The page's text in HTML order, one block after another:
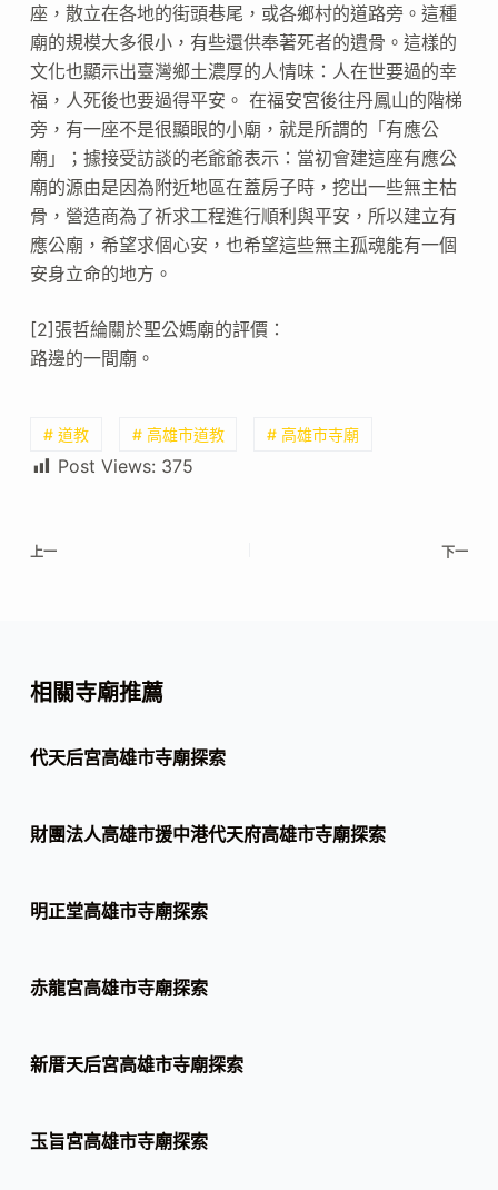
座，散立在各地的街頭巷尾，或各鄉村的道路旁。這種
廟的規模大多很小，有些還供奉著死者的遺骨。這樣的
文化也顯示出臺灣鄉土濃厚的人情味：人在世要過的幸
福，人死後也要過得平安。 在福安宮後往丹鳳山的階梯
旁，有一座不是很顯眼的小廟，就是所謂的「有應公
廟」；據接受訪談的老爺爺表示：當初會建這座有應公
廟的源由是因為附近地區在蓋房子時，挖出一些無主枯
骨，營造商為了祈求工程進行順利與平安，所以建立有
應公廟，希望求個心安，也希望這些無主孤魂能有一個
安身立命的地方。
[2]張哲綸關於聖公媽廟的評價：
路邊的一間廟。
# 道教 # 高雄市道教 # 高雄市寺廟
Post Views: 375
上一 下一
相關寺廟推薦
代天后宮高雄市寺廟探索
財團法人高雄市援中港代天府高雄市寺廟探索
明正堂高雄市寺廟探索
赤龍宮高雄市寺廟探索
新厝天后宮高雄市寺廟探索
玉旨宮高雄市寺廟探索